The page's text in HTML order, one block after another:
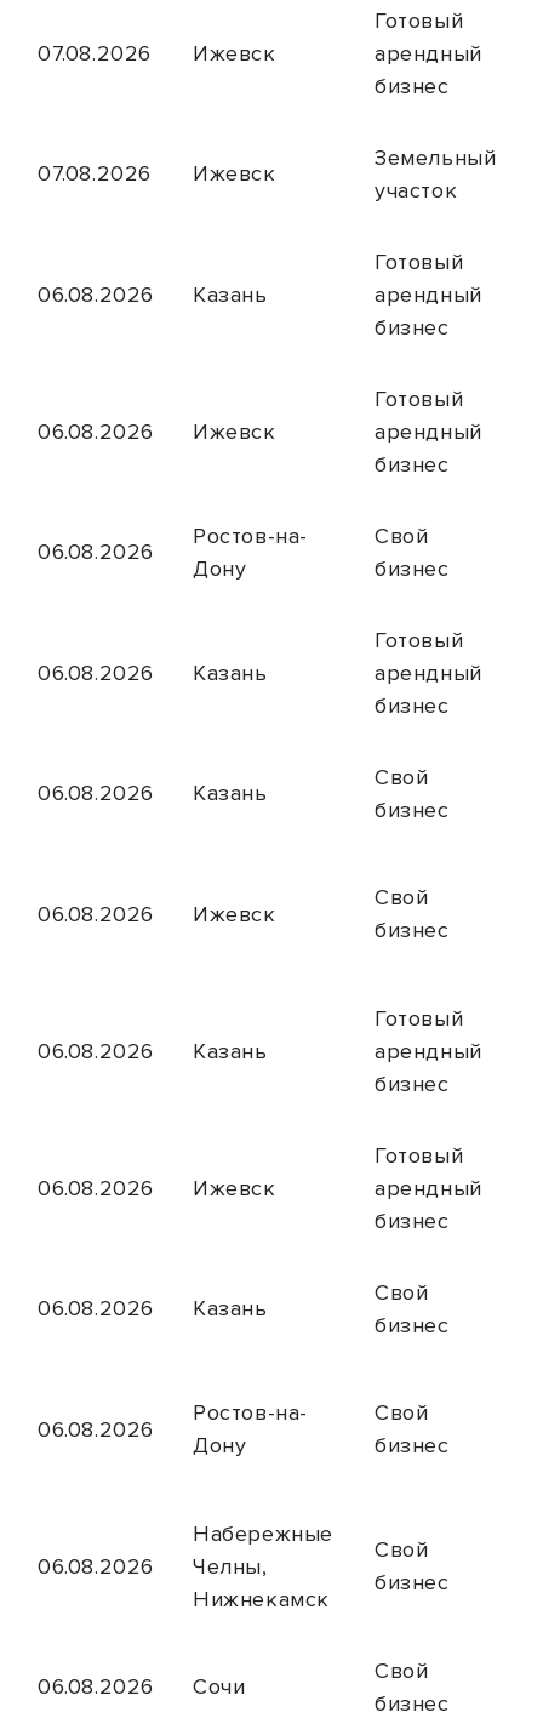
07.08.2026 Ижевск
Готовый
арендный
бизнес
07.08.2026 Ижевск
Земельный
участок
06.08.2026 Казань
Готовый
арендный
бизнес
06.08.2026 Ижевск
Готовый
арендный
бизнес
06.08.2026
Ростов-на-
Дону
Свой
бизнес
06.08.2026 Казань
Готовый
арендный
бизнес
06.08.2026 Казань
Свой
бизнес
06.08.2026 Ижевск
Свой
бизнес
06.08.2026 Казань
Готовый
арендный
бизнес
06.08.2026 Ижевск
Готовый
арендный
бизнес
06.08.2026 Казань
Свой
бизнес
06.08.2026
Ростов-на-
Дону
Свой
бизнес
06.08.2026
Набережные
Челны,
Нижнекамск
Свой
бизнес
06.08.2026 Сочи
Свой
бизнес